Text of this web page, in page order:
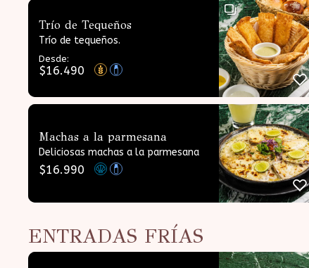
Trío de Tequeños
Trío de tequeños.
Desde:
$16.490
Machas a la parmesana
Deliciosas machas a la parmesana
$16.990
ENTRADAS FRÍAS